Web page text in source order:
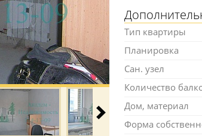
Тип квартиры
Планировка
Сан. узел
Количество
Дом, материал
Форма